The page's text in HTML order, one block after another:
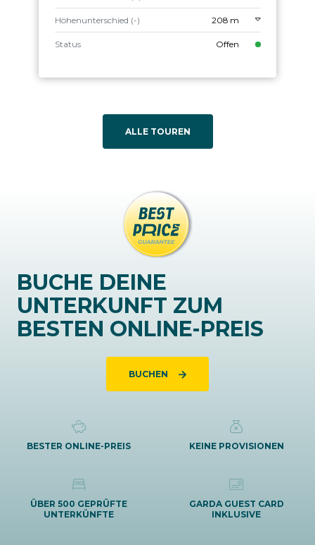
Höhenunterschied (-) 208 m
Status Offen
ALLE TOUREN
BUCHE DEINE
UNTERKUNFT ZUM
BESTEN ONLINE-PREIS
BUCHEN
BESTER ONLINE-PREIS KEINE PROVISIONEN
ÜBER 500 GEPRÜFTE
UNTERKÜNFTE
GARDA GUEST CARD
INKLUSIVE